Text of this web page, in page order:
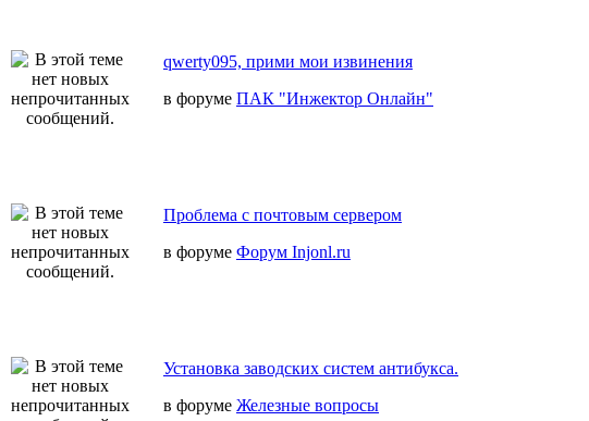
qwerty095, прими мои извинения
в форуме ПАК "Инжектор Онлайн"
Проблема с почтовым сервером
в форуме Форум Injonl.ru
Установка заводских систем антибукса.
в форуме Железные вопросы